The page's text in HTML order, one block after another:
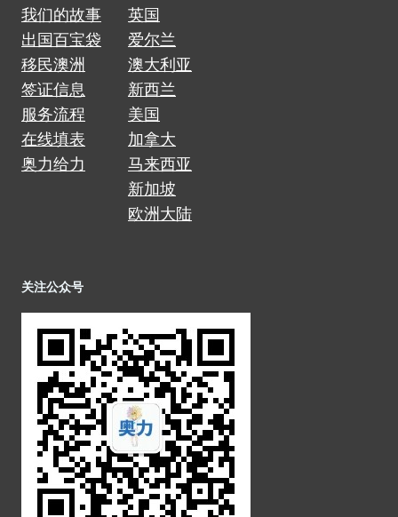
我们的故事
出国百宝袋
移民澳洲
签证信息
服务流程
在线填表
奥力给力
英国
爱尔兰
澳大利亚
新西兰
美国
加拿大
马来西亚
新加坡
欧洲大陆
关注公众号